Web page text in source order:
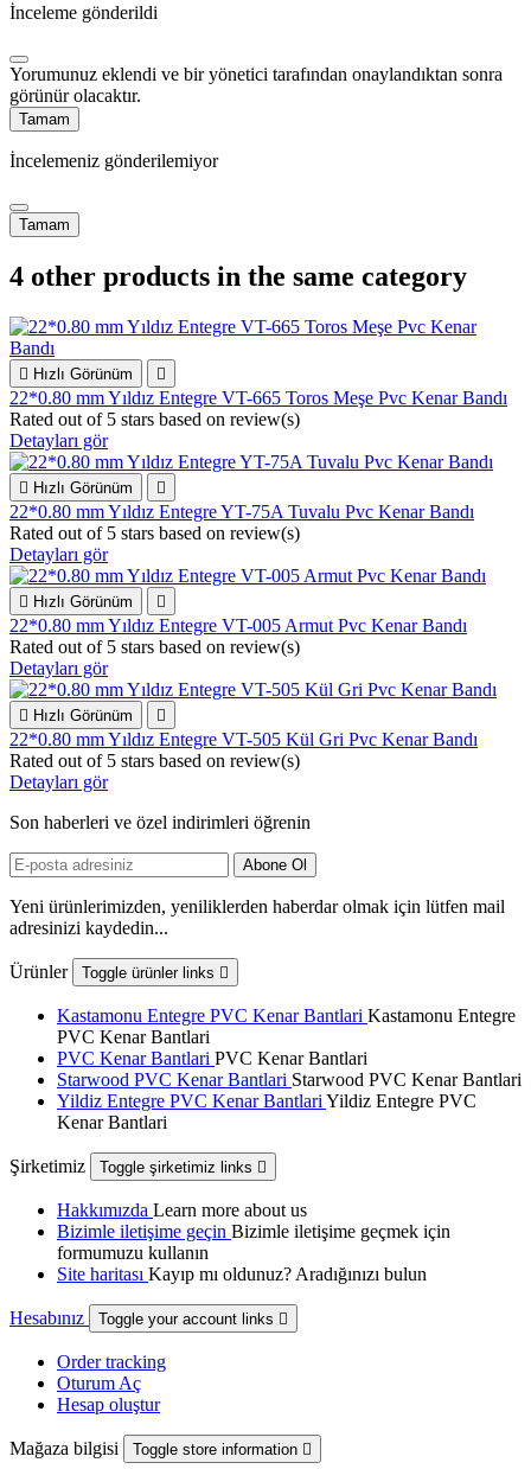
İnceleme gönderildi
Yorumunuz eklendi ve bir yönetici tarafından onaylandıktan sonra
görünür olacaktır.
Tamam
İncelemeniz gönderilemiyor
Tamam
4 other products in the same category
 Hızlı Görünüm 
22*0.80 mm Yıldız Entegre VT-665 Toros Meşe Pvc Kenar Bandı
Rated out of 5 stars based on review(s)
Detayları gör
 Hızlı Görünüm 
22*0.80 mm Yıldız Entegre YT-75A Tuvalu Pvc Kenar Bandı
Rated out of 5 stars based on review(s)
Detayları gör
 Hızlı Görünüm 
22*0.80 mm Yıldız Entegre VT-005 Armut Pvc Kenar Bandı
Rated out of 5 stars based on review(s)
Detayları gör
 Hızlı Görünüm 
22*0.80 mm Yıldız Entegre VT-505 Kül Gri Pvc Kenar Bandı
Rated out of 5 stars based on review(s)
Detayları gör
Son haberleri ve özel indirimleri öğrenin
Yeni ürünlerimizden, yeniliklerden haberdar olmak için lütfen mail
adresinizi kaydedin...
Ürünler Toggle ürünler links 
Kastamonu Entegre PVC Kenar Bantlari Kastamonu Entegre
PVC Kenar Bantlari
PVC Kenar Bantlari PVC Kenar Bantlari
Starwood PVC Kenar Bantlari Starwood PVC Kenar Bantlari
Yildiz Entegre PVC Kenar Bantlari Yildiz Entegre PVC
Kenar Bantlari
Şirketimiz Toggle şirketimiz links 
Hakkımızda Learn more about us
Bizimle iletişime geçin Bizimle iletişime geçmek için
formumuzu kullanın
Site haritası Kayıp mı oldunuz? Aradığınızı bulun
Hesabınız Toggle your account links 
Order tracking
Oturum Aç
Hesap oluştur
Mağaza bilgisi Toggle store information 